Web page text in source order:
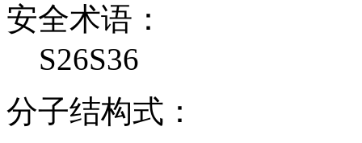
安全术语：
S26S36
分子结构式：